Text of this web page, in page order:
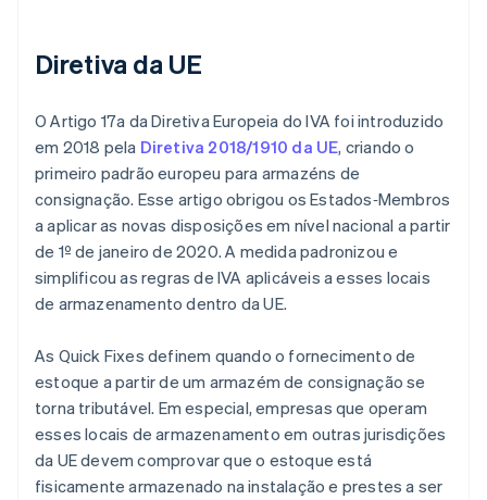
Diretiva da UE
O Artigo 17a da Diretiva Europeia do IVA foi introduzido
em 2018 pela Diretiva 2018/1910 da UE, criando o
primeiro padrão europeu para armazéns de
consignação. Esse artigo obrigou os Estados‑Membros
a aplicar as novas disposições em nível nacional a partir
de 1º de janeiro de 2020. A medida padronizou e
simplificou as regras de IVA aplicáveis a esses locais
de armazenamento dentro da UE.
As Quick Fixes definem quando o fornecimento de
estoque a partir de um armazém de consignação se
torna tributável. Em especial, empresas que operam
esses locais de armazenamento em outras jurisdições
da UE devem comprovar que o estoque está
fisicamente armazenado na instalação e prestes a ser